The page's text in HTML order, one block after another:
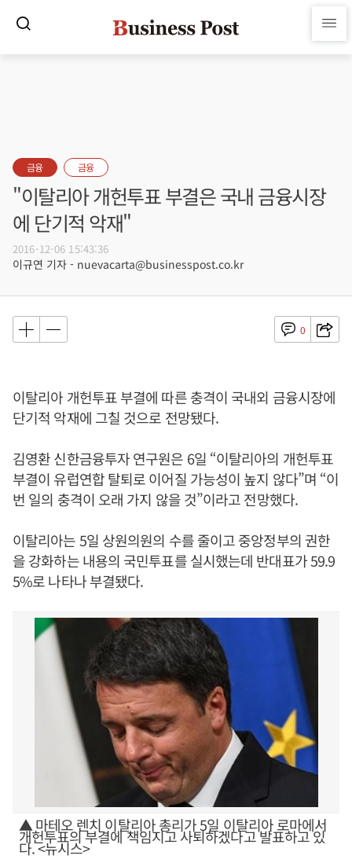
금융 금융
"이탈리아 개헌투표 부결은 국내 금융시장
에 단기적 악재"
2016-12-06 15:43:36
이규연 기자 - nuevacarta@businesspost.co.kr
0
이탈리아 개헌투표 부결에 따른 충격이 국내외 금융시장에
단기적 악재에 그칠 것으로 전망됐다.
김영환 신한금융투자 연구원은 6일 “이탈리아의 개헌투표
부결이 유럽연합 탈퇴로 이어질 가능성이 높지 않다”며 “이
번 일의 충격이 오래 가지 않을 것”이라고 전망했다.
이탈리아는 5일 상원의원의 수를 줄이고 중앙정부의 권한
을 강화하는 내용의 국민투표를 실시했는데 반대표가 59.9
5%로 나타나 부결됐다.
▲ 마테오 렌치 이탈리아 총리가 5일 이탈리아 로마에서
개헌투표의 부결에 책임지고 사퇴하겠다고 발표하고 있
다. <뉴시스>